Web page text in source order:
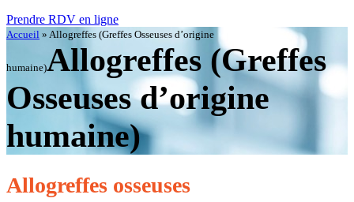
Prendre RDV en ligne
Accueil » Allogreffes (Greffes Osseuses d’origine
humaine)Allogreffes (Greffes
Osseuses d’origine
humaine)
Allogreffes osseuses